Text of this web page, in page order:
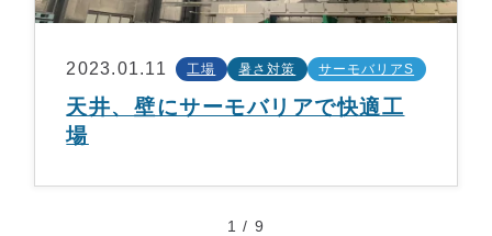
2023.01.11 工場 暑さ対策 サーモバリアS
天井、壁にサーモバリアで快適工
場
1 / 9